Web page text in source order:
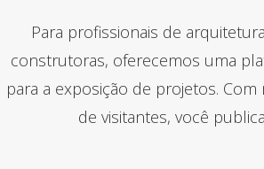
Para profissionais de
construtoras, oferecemos uma
para a exposição de projetos.
de visitantes, você